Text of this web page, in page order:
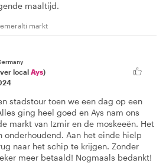
maaltijd.
markt
local Ays)
stadstour toen we een dag op een
ging heel goed en Ays nam ons
markt van Izmir en de moskeeën. Het
onderhoudend. Aan het einde hielp
naar het schip te krijgen. Zonder
meer betaald! Nogmaals bedankt!